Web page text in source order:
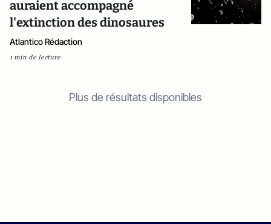
auraient accompagné
l'extinction des dinosaures
Atlantico Rédaction
1 min de lecture
Plus de résultats disponibles